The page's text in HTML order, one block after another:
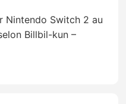
Nintendo Switch 2 au
Billbil-kun –